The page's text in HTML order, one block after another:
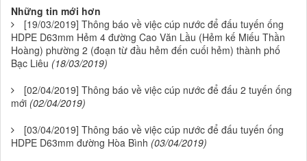
Những tin mới hơn
[19/03/2019] Thông báo về việc cúp nước để đấu tuyến ống
HDPE D63mm Hẻm 4 đường Cao Văn Lầu (Hẻm kế Miếu Thần
Hoàng) phường 2 (đoạn từ đầu hẻm đến cuối hẻm) thành phố
Bạc Liêu (18/03/2019)
[02/04/2019] Thông báo về việc cúp nước để đấu 2 tuyến ống
mới (02/04/2019)
[03/04/2019] Thông báo về việc cúp nước để đấu tuyến ống
HDPE D63mm đường Hòa Bình (03/04/2019)